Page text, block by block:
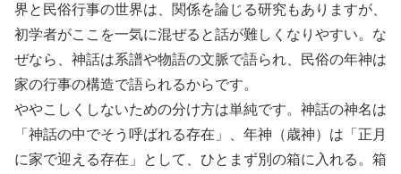
界と民俗行事の世界は、関係を論じる研究もありますが、
初学者がここを一気に混ぜると話が難しくなりやすい。な
ぜなら、神話は系譜や物語の文脈で語られ、民俗の年神は
家の行事の構造で語られるからです。
ややこしくしないための分け方は単純です。神話の神名は
「神話の中でそう呼ばれる存在」、年神（歳神）は「正月
に家で迎える存在」として、ひとまず別の箱に入れる。箱